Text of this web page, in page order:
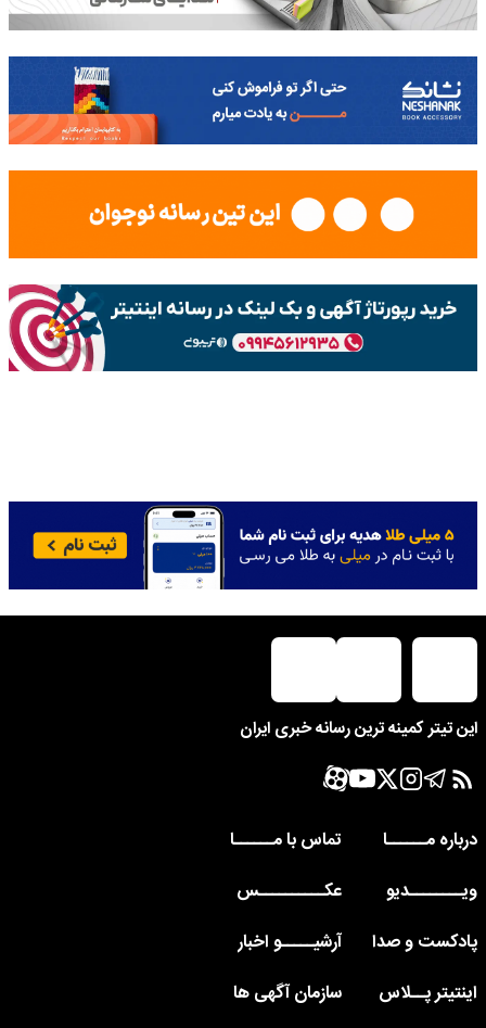
این تیتر کمینه ترین رسانه خبری ایران
درباره مــــــا
تماس با مــــــا
ویــــــــدیو
عکــــــــــس
پادکست و صدا
آرشیـــــو اخبار
اینتیتر پــلاس
سازمان آگهی ها